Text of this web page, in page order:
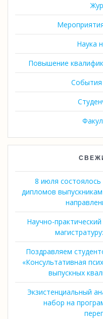
Наука
Повышение
События
8 июля
дипломов
Научно-
Поздравляем
«Консультативная
выпускных
Экзистенциальный
набор на